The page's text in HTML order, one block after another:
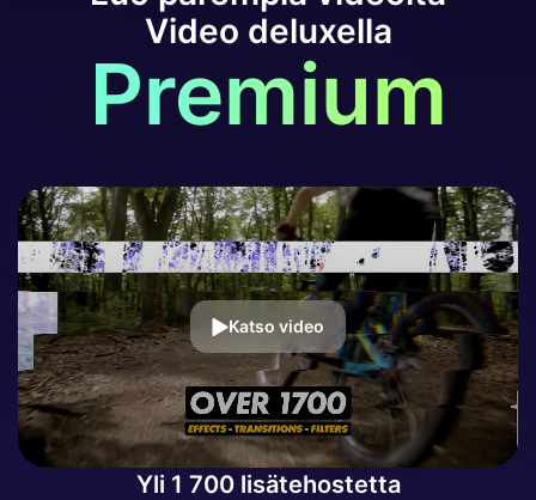
Video deluxella
Premium
Katso video
Yli 1 700 lisätehostetta